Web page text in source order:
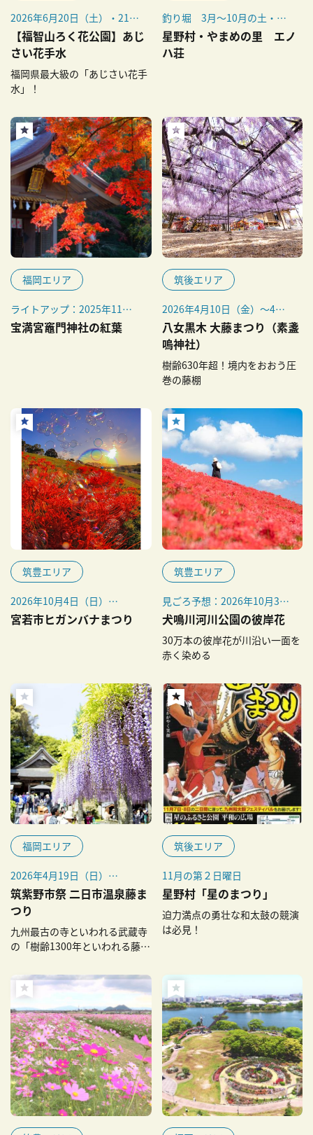
2026年6月20日（土）・21日
（日）、6月27日（土）・28
日（日）
※期間延長決定：6月30日
（火）～7月5日（日）
【福智山ろく花公園】あじ
さい花手水
福岡県最大級の「あじさい花手
水」！
釣り堀 3月～10月の土・日
曜、祝日
夏休み期間（7月下旬～8月
末）は平日も利用可能※要予
星野村・やまめの里 エノ
ハ荘
福岡エリア
ライトアップ：2025年11月
22日（土）～12月7日（日）
宝満宮竈門神社の紅葉
筑後エリア
2026年4月10日（金）～4月
26日（日）
八女黒木 大藤まつり（素盞
嗚神社）
樹齢630年超！境内をおおう圧
巻の藤棚
筑豊エリア
2026年10月4日（日）
※ライトアップ期間は確認中
です
宮若市ヒガンバナまつり
筑豊エリア
見ごろ予想：2026年10月3日
（土）～
例年見ごろ：9月中旬～10月
上旬
犬鳴川河川公園の彼岸花
30万本の彼岸花が川沿い一面を
赤く染める
福岡エリア
2026年4月19日（日）
※毎年4月の第3日曜に開催
※少雨決行
筑紫野市祭 二日市温泉藤ま
つり
九州最古の寺といわれる武蔵寺
の「樹齢1300年といわれる藤の
筑後エリア
11月の第２日曜日
星野村「星のまつり」
迫力満点の勇壮な和太鼓の競演
は必見！